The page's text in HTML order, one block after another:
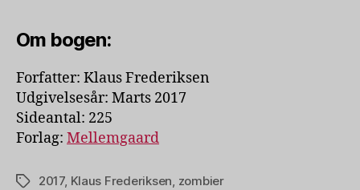
Om bogen:
Forfatter: Klaus Frederiksen
Udgivelsesår: Marts 2017
Sideantal: 225
Forlag: Mellemgaard
Tags2017, Klaus Frederiksen zombier